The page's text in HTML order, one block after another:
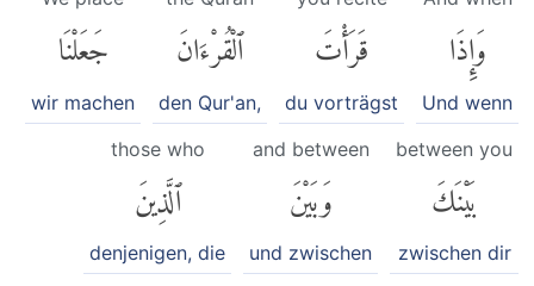
وَإِذَا
Und wenn
قَرَأْتَ
du vorträgst
ٱلْقُرْءَانَ
den Qur'an,
جَعَلْنَا
wir machen
between you
بَيْنَكَ
zwischen dir
and between
وَبَيْنَ
und zwischen
those who
ٱلَّذِينَ
denjenigen, die